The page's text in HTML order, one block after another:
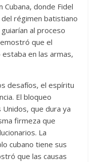
Cubana, donde Fidel
régimen batistiano
al proceso
que el
en las armas,
desafíos, el espíritu
El bloqueo
que dura ya
firmeza que
La
cubano tiene sus
que las causas